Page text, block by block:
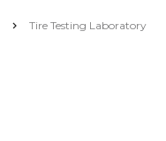
Tire Testing Laboratory